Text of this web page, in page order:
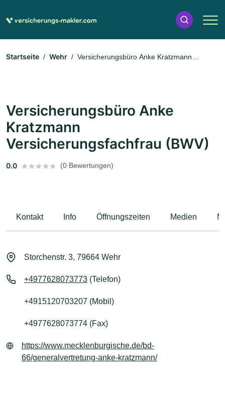
Startseite Wehr
Versicherungsbüro Anke Kratzmann
Versicherungsbüro Anke
Kratzmann
Versicherungsfachfrau (BWV)
0.0 (0 Bewertungen)
Kontakt Info Öffnungszeiten Medien
Storchenstr. 3, 79664 Wehr
+4977628073773 (Telefon)
+4915120703207 (Mobil)
+4977628073774 (Fax)
https://www.mecklenburgische.de/bd-
66/generalvertretung-anke-kratzmann/